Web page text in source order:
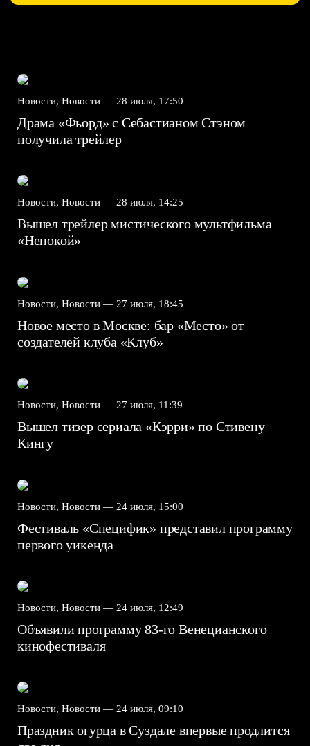
Новости, Новости — 28 июля, 17:50
Драма «Фьорд» с Себастианом Стэном
получила трейлер
Новости, Новости — 28 июля, 14:25
Вышел трейлер мистического мультфильма
«Непокой»
Новости, Новости — 27 июля, 18:45
Новое место в Москве: бар «Место» от
создателей клуба «Клуб»
Новости, Новости — 27 июля, 11:39
Вышел тизер сериала «Кэрри» по Стивену
Кингу
Новости, Новости — 24 июля, 15:00
Фестиваль «Специфик» представил программу
первого уикенда
Новости, Новости — 24 июля, 12:49
Объявили программу 83-го Венецианского
кинофестиваля
Новости, Новости — 24 июля, 09:10
Праздник огурца в Суздале впервые продлится